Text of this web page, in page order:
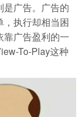
是广告。广告的
执行却相当困
广告盈利的一
To-Play这种